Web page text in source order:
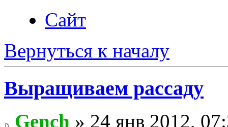
Сайт
Вернуться к началу
Выращиваем рассаду
Gench » 24 янв 2012,